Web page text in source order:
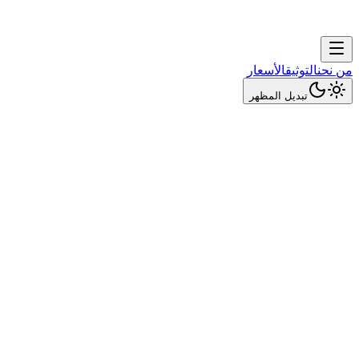
من نحنالتوثيقالأسعار
تبديل المظهر